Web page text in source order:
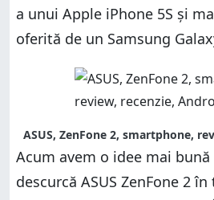
a unui Apple iPhone 5S și
oferită de un Samsung
ASUS, ZenFone 2, smartphone,
Acum avem o idee mai
descurcă ASUS ZenFone 2